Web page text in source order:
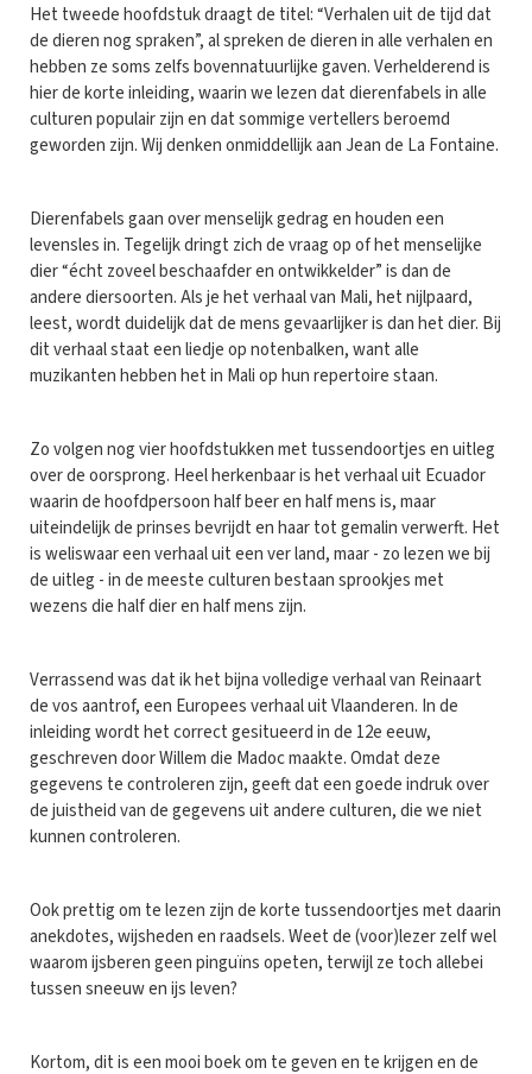
Het tweede hoofdstuk draagt de titel: “Verhalen uit de tijd dat
de dieren nog spraken”, al spreken de dieren in alle verhalen en
hebben ze soms zelfs bovennatuurlijke gaven. Verhelderend is
hier de korte inleiding, waarin we lezen dat dierenfabels in alle
culturen populair zijn en dat sommige vertellers beroemd
geworden zijn. Wij denken onmiddellijk aan Jean de La Fontaine.
Dierenfabels gaan over menselijk gedrag en houden een
levensles in. Tegelijk dringt zich de vraag op of het menselijke
dier “écht zoveel beschaafder en ontwikkelder” is dan de
andere diersoorten. Als je het verhaal van Mali, het nijlpaard,
leest, wordt duidelijk dat de mens gevaarlijker is dan het dier. Bij
dit verhaal staat een liedje op notenbalken, want alle
muzikanten hebben het in Mali op hun repertoire staan.
Zo volgen nog vier hoofdstukken met tussendoortjes en uitleg
over de oorsprong. Heel herkenbaar is het verhaal uit Ecuador
waarin de hoofdpersoon half beer en half mens is, maar
uiteindelijk de prinses bevrijdt en haar tot gemalin verwerft. Het
is weliswaar een verhaal uit een ver land, maar - zo lezen we bij
de uitleg - in de meeste culturen bestaan sprookjes met
wezens die half dier en half mens zijn.
Verrassend was dat ik het bijna volledige verhaal van Reinaart
de vos aantrof, een Europees verhaal uit Vlaanderen. In de
inleiding wordt het correct gesitueerd in de 12e eeuw,
geschreven door Willem die Madoc maakte. Omdat deze
gegevens te controleren zijn, geeft dat een goede indruk over
de juistheid van de gegevens uit andere culturen, die we niet
kunnen controleren.
Ook prettig om te lezen zijn de korte tussendoortjes met daarin
anekdotes, wijsheden en raadsels. Weet de (voor)lezer zelf wel
waarom ijsberen geen pinguïns opeten, terwijl ze toch allebei
tussen sneeuw en ijs leven?
Kortom, dit is een mooi boek om te geven en te krijgen en de